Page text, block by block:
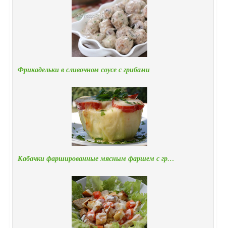
Фрикадельки в сливочном соусе с грибами
Кабачки фаршированные мясным фаршем с гр…